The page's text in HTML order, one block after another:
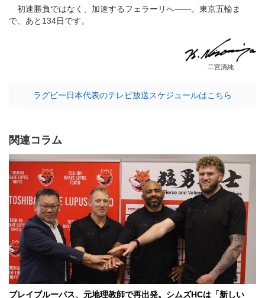
初速勝負ではなく、加速するフェラーリへ――。東京五輪ま
で、あと134日です。
二宮清純
ラグビー日本代表のテレビ放送スケジュールはこちら
関連コラム
ブレイブルーパス、元地理教師で再出発。シムズHCは「新しい